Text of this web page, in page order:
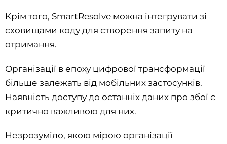
Крім того, SmartResolve можна інтегрувати зі
сховищами коду для створення запиту на
отримання.
Організації в епоху цифрової трансформації
більше залежать від мобільних застосунків.
Наявність доступу до останніх даних про збої є
критично важливою для них.
Незрозуміло, якою мірою організації